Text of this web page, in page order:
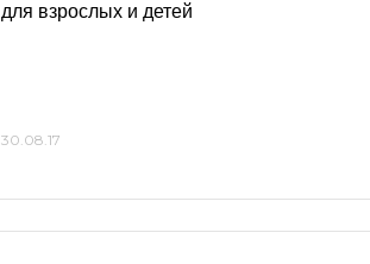
для взрослых и детей
30.08.17